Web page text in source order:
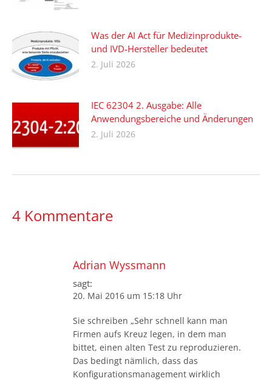
Was der AI Act für Medizinprodukte-
und IVD-Hersteller bedeutet
2. Juli 2026
IEC 62304 2. Ausgabe: Alle
Anwendungsbereiche und Änderungen
2. Juli 2026
4 Kommentare
Adrian Wyssmann
sagt:
20. Mai 2016 um 15:18 Uhr
Sie schreiben „Sehr schnell kann man
Firmen aufs Kreuz legen, in dem man
bittet, einen alten Test zu reproduzieren.
Das bedingt nämlich, dass das
Konfigurationsmanagement wirklich